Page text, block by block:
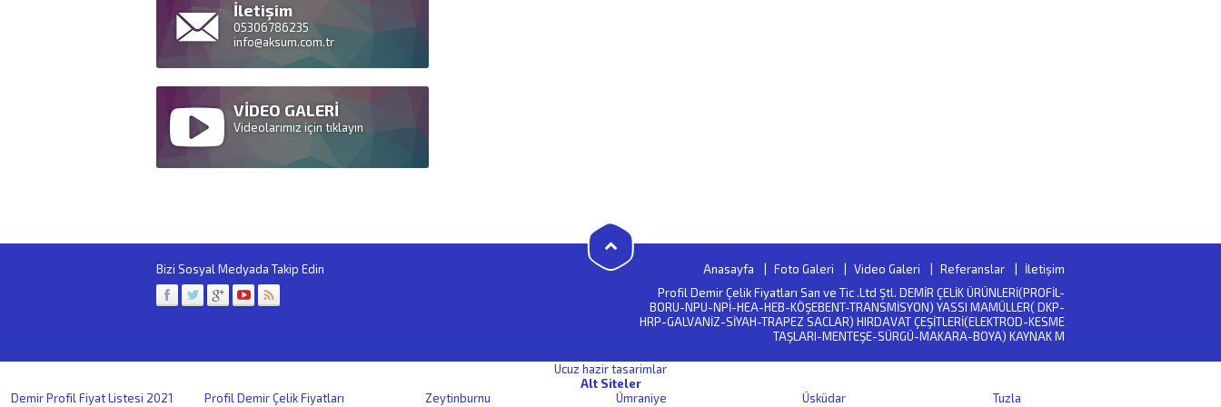
İletişim
05306786235
info@aksum.com.tr
VİDEO GALERİ
Videolarımız için tıklayın
Bizi Sosyal Medyada Takip Edin Anasayfa Foto Galeri Video Galeri Referanslar
İletişim
Profil Demir Çelik Fiyatları San ve Tic .Ltd Ştl. DEMİR ÇELİK ÜRÜNLERİ(PROFİL-
BORU-NPU-NPİ-HEA-HEB-KÖŞEBENT-TRANSMİSYON) YASSI MAMÜLLER( DKP-
HRP-GALVANİZ-SİYAH-TRAPEZ SACLAR) HIRDAVAT ÇEŞİTLERİ(ELEKTROD-KESME
TAŞLARI-MENTEŞE-SÜRGÜ-MAKARA-BOYA) KAYNAK M
Ucuz hazir tasarimlar
Alt Siteler
Demir Profil Fiyat Listesi 2021
Profil Demir Çelik Fiyatları Zeytinburnu Ümraniye Üsküdar
Tuzla